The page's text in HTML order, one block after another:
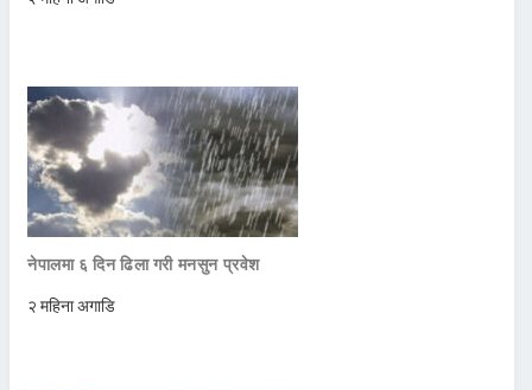
नेपालमा ६ दिन ढिला गरी मनसुन प्रवेश
२ महिना अगाडि